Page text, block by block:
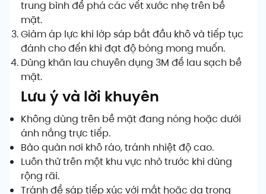
trung bình để phá các vết xước nhẹ trên bề
mặt.
Giảm áp lực khi lớp sáp bắt đầu khô và tiếp tục
đánh cho đến khi đạt độ bóng mong muốn.
Dùng khăn lau chuyên dụng 3M để lau sạch bề
mặt.
Lưu ý và lời khuyên
Không dùng trên bề mặt đang nóng hoặc dưới
ánh nắng trực tiếp.
Bảo quản nơi khô ráo, tránh nhiệt độ cao.
Luôn thử trên một khu vực nhỏ trước khi dùng
rộng rãi.
Tránh để sáp tiếp xúc với mắt hoặc da trong